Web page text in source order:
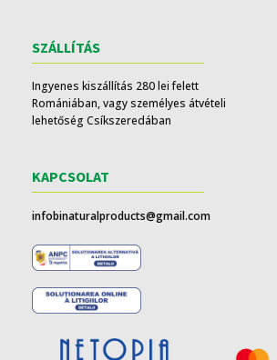
SZÁLLÍTÁS
Ingyenes kiszállítás 280 lei felett
Romániában, vagy személyes átvételi
lehetőség Csíkszeredában
KAPCSOLAT
infobinaturalproducts@gmail.com